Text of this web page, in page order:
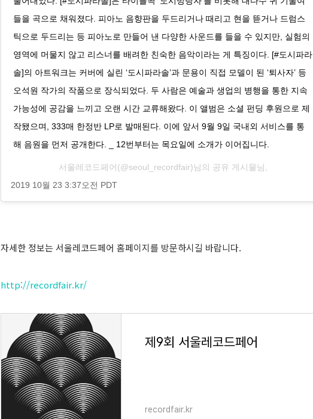
들을 곡으로 채워졌다. 피아노 음향판을 두드리거나 때리고 현을 뜯거나 드럼스
틱으로 두드리는 등 피아노로 만들어 낸 다양한 사운드를 들을 수 있지만, 실험의
영역에 머물지 않고 리스너를 배려한 친숙한 음악이라는 게 특징이다. [#도시파라
솔]의 아트워크는 커버에 실린 ‘도시파라솔’과 문용이 직접 모델이 된 ‘퇴사자’ 등
오석원 작가의 작품으로 장식되었다. 두 사람은 예술과 생업의 병행을 통한 지속
가능성에 공감을 느끼고 오랜 시간 교류해왔다. 이 앨범은 소셜 펀딩 후원으로 제
작됐으며, 333매 한정반 LP로 발매된다. 이에 앞서 9월 9일 국내외 서비스를 통
해 음원을 먼저 공개한다. _ 12번부터는 목요일에 소개가 이어집니다.
서울레코드페어(@seoul_recordfair)님의 공유 게시물님,
2019 10월 23 3:37오전 PDT
자세한 정보는 서울레코드페어 홈페이지를 방문하시길 바랍니다.
http://recordfair.kr/
제9회 서울레코드페어
recordfair.kr